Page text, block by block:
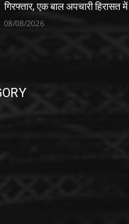
गिरफ्तार, एक बाल अपचारी हिरासत में
08/08/2026